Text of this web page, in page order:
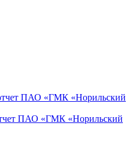
ПАО «ГМК «Норильский
ПАО «ГМК «Норильский